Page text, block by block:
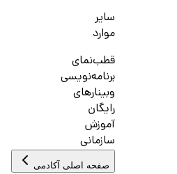
سایر
موارد
قطب‌نمای
برنامه‌نویسی
وبینارهای
رایگان
آموزش
سازمانی
صفحه اصلی آکادمی